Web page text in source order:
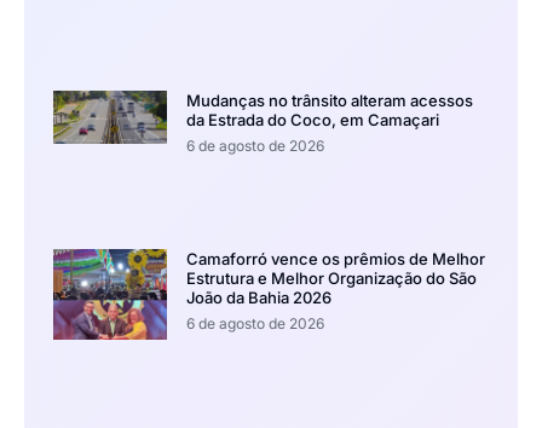
Mudanças no trânsito alteram acessos
da Estrada do Coco, em Camaçari
6 de agosto de 2026
Camaforró vence os prêmios de Melhor
Estrutura e Melhor Organização do São
João da Bahia 2026
6 de agosto de 2026